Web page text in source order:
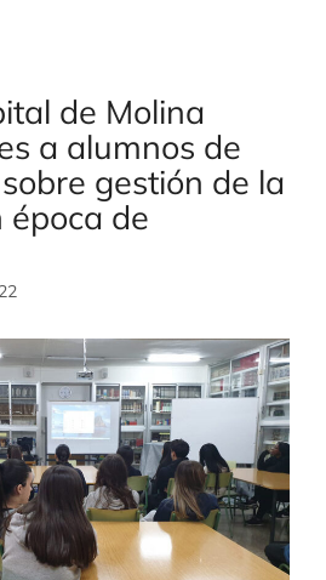
de Molina
a alumnos de
gestión de la
época de